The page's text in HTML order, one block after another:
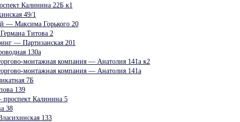
Калинина 22Б к1
49/1
— Максима Горького 20
Титова 2
— Партизанская 201
130а
монтажная компания — Анатолия 141а к2
монтажная компания — Анатолия 141а
7Б
139
проспект Калинина 5
38
133